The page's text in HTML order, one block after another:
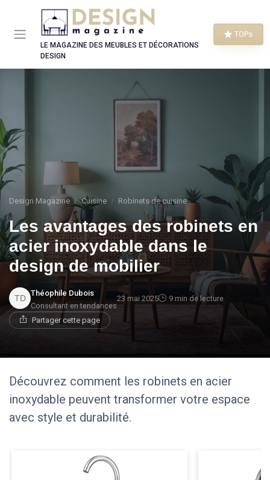
LE MAGAZINE DES MEUBLES ET DÉCORATIONS
DESIGN
TOPs
Design Magazine Cuisine Robinets de cuisine
Les avantages des robinets en
acier inoxydable dans le
design de mobilier
Théophile Dubois
Consultant en tendances
23 mai 2025 9 min de lecture
Partager cette page
Découvrez comment les robinets en acier
inoxydable peuvent transformer votre espace
avec style et durabilité.
Panneau de gestion des cookies